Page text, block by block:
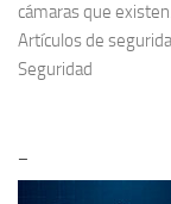
cámaras que
Artículos de
Seguridad
–